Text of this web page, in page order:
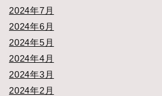
2024年7月
2024年6月
2024年5月
2024年4月
2024年3月
2024年2月